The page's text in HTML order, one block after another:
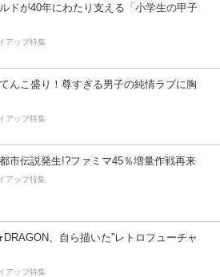
ドが40年にわたり支える「小学生の甲子
アップ特集
んこ盛り！尊すぎる男子の純情ラブに胸
アップ特集
市伝説発生!?ファミマ45％増量作戦再来
アップ特集
、自ら描いた”レトロフューチャ
アップ特集